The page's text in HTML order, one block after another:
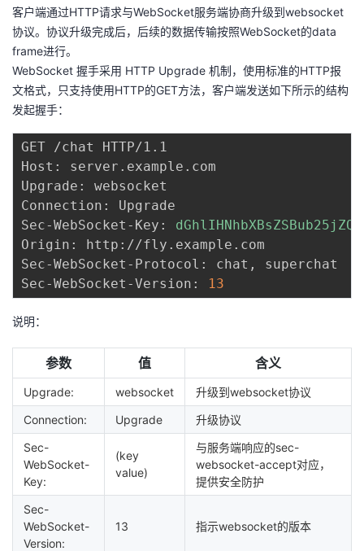
验
收
藏
议
客户端通过HTTP请求与WebSocket服务端协商升级到websocket
协议。协议升级完成后，后续的数据传输按照WebSocket的data
frame进行。
WebSocket 握手采用 HTTP Upgrade 机制，使用标准的HTTP报
文格式，只支持使用HTTP的GET方法，客户端发送如下所示的结构
发起握手：
GET /chat HTTP/1.1
Host: server.example.com
Upgrade: websocket
Connection: Upgrade
Sec-WebSocket-Key: dGhlIHNhbXBsZSBub25jZQ
Origin: http://fly.example.com
Sec-WebSocket-Protocol: chat, superchat
Sec-WebSocket-Version:
13
说明：
参数 值 含义
Upgrade: websocket
升级到websocket协议
Connection:
Upgrade
升级协议
Sec-
WebSocket-
Key:
(key
value)
与服务端响应的sec-
websocket-accept对应，
提供安全防护
Sec-
WebSocket-
Version:
13 指示websocket的版本